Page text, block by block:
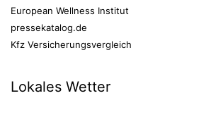
European Wellness Institut
pressekatalog.de
Kfz Versicherungsvergleich
Lokales Wetter